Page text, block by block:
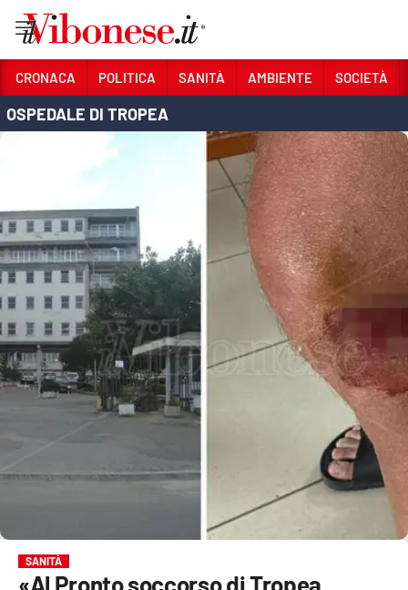
Sezioni
SANITÀ
AMBIENTE
SOCIETÀ
CULTURA
ECONOMIA E LAVORO
LAC TV
LAC NETWORK
CRONACA POLITICA SANITÀ AMBIENTE SOCIETÀ
OSPEDALE DI TROPEA
SANITÀ
«Al Pronto soccorso di Tropea